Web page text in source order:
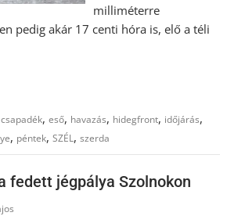
milliméterre
pedig akár 17 centi hóra is, elő a téli
csapadék,eső, havazás, hidegfront, időjárás,
, péntek,SZÉL,szerda
fedett jégpálya Szolnokon